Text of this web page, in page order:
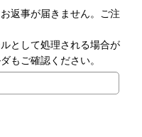
返事が届きません。ご注
として処理される場合が
もご確認ください。